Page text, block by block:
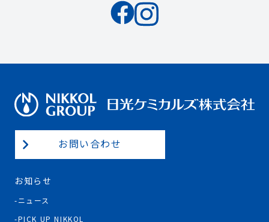
お問い合わせ
お知らせ
ニュース
PICK UP NIKKOL